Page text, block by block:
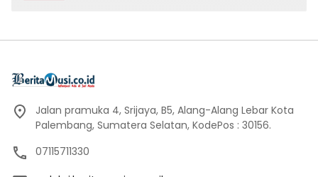
Jalan pramuka 4, Srijaya, B5, Alang-Alang Lebar Kota
Palembang, Sumatera Selatan, KodePos : 30156.
07115711330